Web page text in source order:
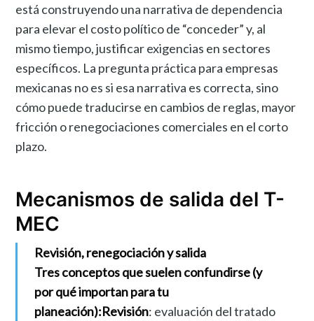
está construyendo una narrativa de dependencia
para elevar el costo político de “conceder” y, al
mismo tiempo, justificar exigencias en sectores
específicos. La pregunta práctica para empresas
mexicanas no es si esa narrativa es correcta, sino
cómo puede traducirse en cambios de reglas, mayor
fricción o renegociaciones comerciales en el corto
plazo.
Mecanismos de salida del T-
MEC
Revisión, renegociación y salida
Tres conceptos que suelen confundirse (y
por qué importan para tu
planeación):Revisión: evaluación del tratado